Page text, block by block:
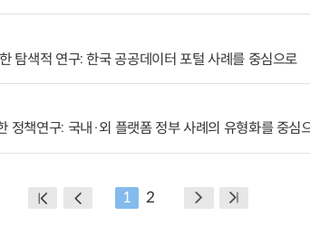
탐색적 연구: 한국 공공데이터 포털 사례를 중심으로
정책연구: 국내·외 플랫폼 정부 사례의 유형화를 중심
1 2